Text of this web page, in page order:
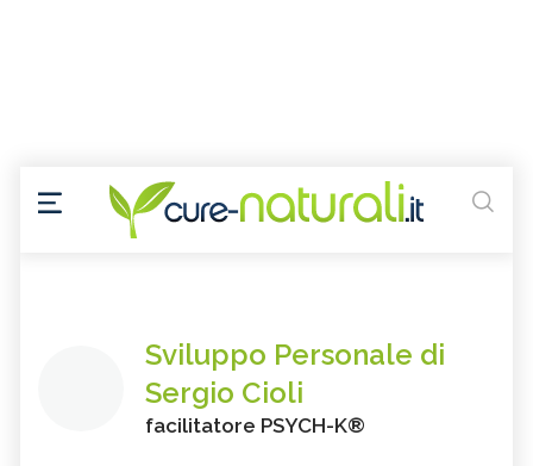
Sviluppo Personale di
Sergio Cioli
facilitatore PSYCH-K®